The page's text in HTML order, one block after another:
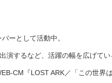
ーとして活動中。
演するなど、活躍の幅を広げて
CM『LOST ARK／「この世界